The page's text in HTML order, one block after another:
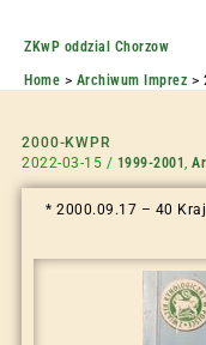
ZKwP oddzial Chorzow
Home
Archiwum Imprez
2000-KWPR
2022-03-15 / 1999-2001,
* 2000.09.17 – 40